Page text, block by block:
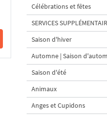
Célébrations et fêtes
SERVICES
Saison d'hiver
Automne | Saison
Saison d'été
Animaux
Anges et Cupidons